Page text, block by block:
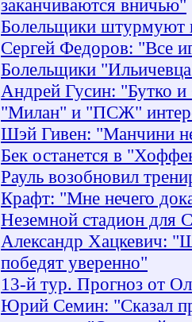
заканчиваются вничью"
Болельщики штурмуют
Сергей Федоров: "Все
Болельщики
Андрей Гусин: "Бутко и
"Милан" и "ПСЖ"
Шэй Гивен: "Манчини
Бек останется в
Рауль возобновил
Крафт: "Мне нечего
Неземной стадион для
Александр Хацкевич:
победят уверенно"
13-й тур. Прогноз от
Юрий Семин: "Сказал